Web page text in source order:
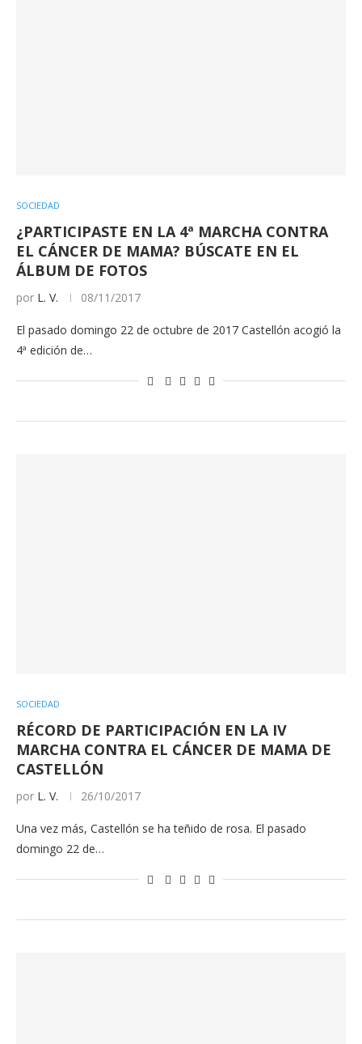
SOCIEDAD
¿PARTICIPASTE EN LA 4ª MARCHA CONTRA
EL CÁNCER DE MAMA? BÚSCATE EN EL
ÁLBUM DE FOTOS
por L. V. 08/11/2017
El pasado domingo 22 de octubre de 2017 Castellón acogió la
4ª edición de…
SOCIEDAD
RÉCORD DE PARTICIPACIÓN EN LA IV
MARCHA CONTRA EL CÁNCER DE MAMA DE
CASTELLÓN
por L. V. 26/10/2017
Una vez más, Castellón se ha teñido de rosa. El pasado
domingo 22 de…